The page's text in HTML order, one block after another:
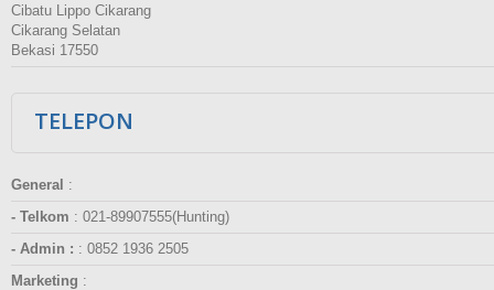
Cibatu Lippo Cikarang
Cikarang Selatan
Bekasi 17550
TELEPON
General :
- Telkom : 021-89907555(Hunting)
- Admin : : 0852 1936 2505
Marketing :